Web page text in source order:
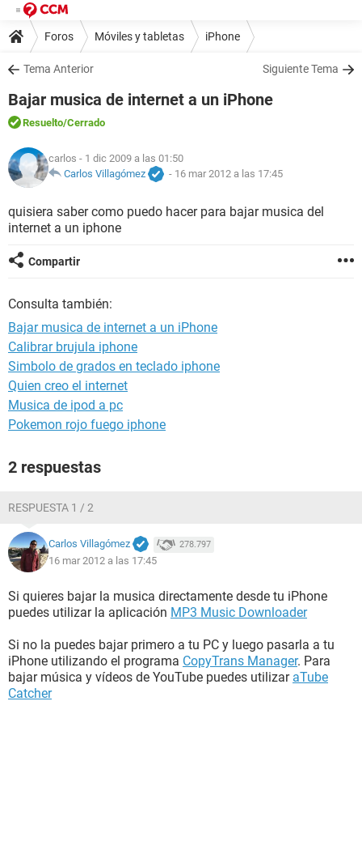
Foros Móviles y tabletas iPhone
Tema Anterior Siguiente Tema
Bajar musica de internet a un iPhone
Resuelto/Cerrado
carlos - 1 dic 2009 a las 01:50
Carlos Villagómez
- 16 mar 2012 a las 17:45
quisiera saber como puedo hacer para bajar musica del
internet a un iphone
Compartir
Consulta también:
Bajar musica de internet a un iPhone
Calibrar brujula iphone
Simbolo de grados en teclado iphone
Quien creo el internet
Musica de ipod a pc
Pokemon rojo fuego iphone
2 respuestas
RESPUESTA 1 / 2
Carlos Villagómez 278.797
16 mar 2012 a las 17:45
Si quieres bajar la musica directamente desde tu iPhone
puedes utilizar la aplicación MP3 Music Downloader
Si no la puedes bajar primero a tu PC y luego pasarla a tu
iPhone utilizando el programa CopyTrans Manager. Para
bajar música y vídeos de YouTube puedes utilizar aTube
Catcher